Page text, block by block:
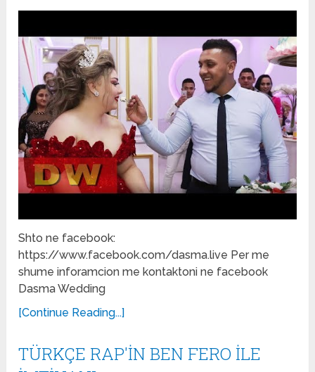
Shto ne facebook:
https://www.facebook.com/dasma.live Per me
shume inforamcion me kontaktoni ne facebook
Dasma Wedding
[Continue Reading...]
TÜRKÇE RAP'İN BEN FERO İLE